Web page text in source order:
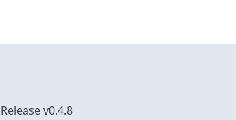
Release v0.4.8